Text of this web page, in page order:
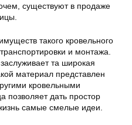
существуют в продаже
такого кровельного
и монтажа.
та широкая
материал представлен
кровельными
позволяет дать простор
самые смелые идеи.